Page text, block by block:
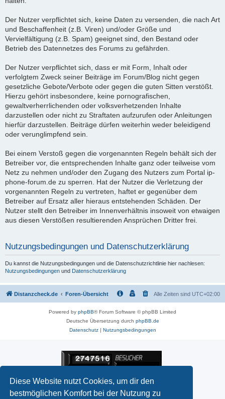
Diese Website nutzt Cookies, um dir den
bestmöglichen Komfort bei der Nutzung zu
Der Nutzer verpflichtet sich, keine Daten zu versenden, die nach Art
und Beschaffenheit (z.B. Viren) und/oder Größe und
Vervielfältigung (z.B. Spam) geeignet sind, den Bestand oder
Betrieb des Datennetzes des Forums zu gefährden.
Der Nutzer verpflichtet sich, dass er mit Form, Inhalt oder
verfolgtem Zweck seiner Beiträge im Forum/Blog nicht gegen
gesetzliche Gebote/Verbote oder gegen die guten Sitten verstößt.
Hierzu gehört insbesondere, keine pornografischen,
gewaltverherrlichenden oder volksverhetzenden Inhalte
darzustellen oder nicht zu Straftaten aufzurufen oder Anleitungen
hierfür darzustellen. Beiträge dürfen weiterhin weder beleidigend
oder verunglimpfend sein.
Bei einem Verstoß gegen die vorgenannten Regeln behält sich der
Betreiber vor, die entsprechenden Inhalte ganz oder teilweise vom
Netz zu nehmen und/oder den Zugang des Nutzers zum Portal ip-
phone-forum.de zu sperren. Hat der Nutzer die Verletzung der
vorgenannten Regeln zu vertreten, haftet er gegenüber dem
Betreiber auf Ersatz aller hieraus entstehenden Schäden. Der
Nutzer stellt den Betreiber im Innenverhältnis insoweit von etwaigen
aus diesen Verstößen resultierenden Ansprüchen Dritter frei.
Nutzungsbedingungen und Datenschutzerklärung
Du kannst die Nutzungsbedingungen und die Datenschutzrichtlinie hier nachlesen:
Nutzungsbedingungen und Datenschutzerklärung
Distanzcheck.de Foren-Übersicht Alle Zeiten sind UTC+02:00
Powered by phpBB® Forum Software © phpBB Limited
Deutsche Übersetzung durch phpBB.de
Datenschutz| Nutzungsbedingungen